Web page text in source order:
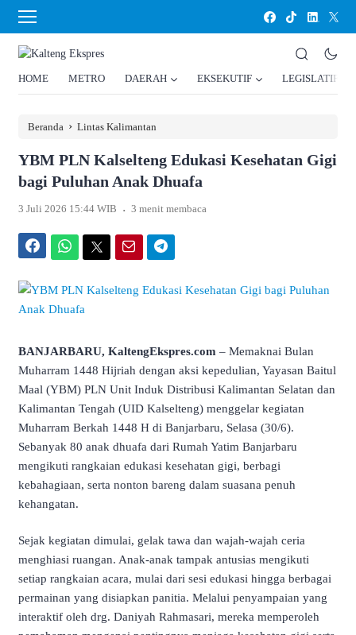
HOME METRO DAERAH EKSEKUTIF LEGISLATIF
Beranda › Lintas Kalimantan
YBM PLN Kalselteng Edukasi Kesehatan Gigi
bagi Puluhan Anak Dhuafa
3 Juli 2026 15:44 WIB . 3 menit membaca
BANJARBARU, KaltengEkspres.com – Memaknai Bulan
Muharram 1448 Hijriah dengan aksi kepedulian, Yayasan Baitul
Maal (YBM) PLN Unit Induk Distribusi Kalimantan Selatan dan
Kalimantan Tengah (UID Kalselteng) menggelar kegiatan
Muharram Berkah 1448 H di Banjarbaru, Selasa (30/6).
Sebanyak 80 anak dhuafa dari Rumah Yatim Banjarbaru
mengikuti rangkaian edukasi kesehatan gigi, berbagi
kebahagiaan, serta nonton bareng dalam suasana penuh
kehangatan.
Sejak kegiatan dimulai, gelak tawa dan wajah-wajah ceria
menghiasi ruangan. Anak-anak tampak antusias mengikuti
setiap rangkaian acara, mulai dari sesi edukasi hingga berbagai
permainan yang disiapkan panitia. Melalui penyampaian yang
interaktif oleh drg. Daniyah Rahmasari, mereka memperoleh